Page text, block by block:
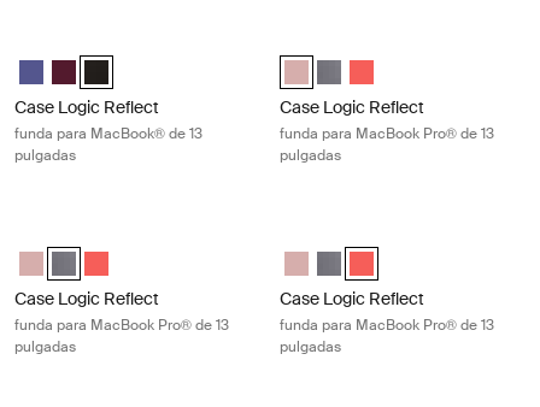
Case Logic Reflect 13" MacBook® Sleeve Púrpura concentrado
Case Logic Reflect 13" MacBook® Sleeve Rojo tenue
Case Logic Reflect 13" MacBook® Sleeve Negro (selected)
Case Logic Reflect
funda para MacBook® de 13
pulgadas
Case Logic Reflect 13" MacBook
Case Logic Reflect 13"
Case Logic Reflect 13"
Case Logic Reflect
funda para MacBook Pro® de 13
pulgadas
Case Logic Reflect 13" MacBook Pro® Sleeve Rosa azura/azul
Case Logic Reflect 13" MacBook Pro® Sleeve Grafito (selected)
Case Logic Reflect 13" MacBook Pro® Sleeve Pop Rock
Case Logic Reflect
funda para MacBook Pro® de 13
pulgadas
Case Logic Reflect 13" MacBook
Case Logic Reflect 13"
Case Logic Reflect 13"
Case Logic Reflect
funda para MacBook Pro® de 13
pulgadas